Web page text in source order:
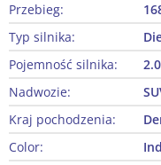
Przebieg:
Typ silnika:
Pojemność silnika:
2.0
Nadwozie:
Kraj pochodzenia:
Color: